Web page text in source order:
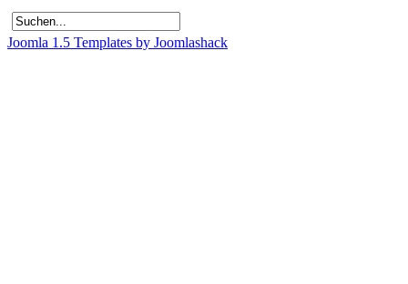
Joomla 1.5 Templates by Joomlashack